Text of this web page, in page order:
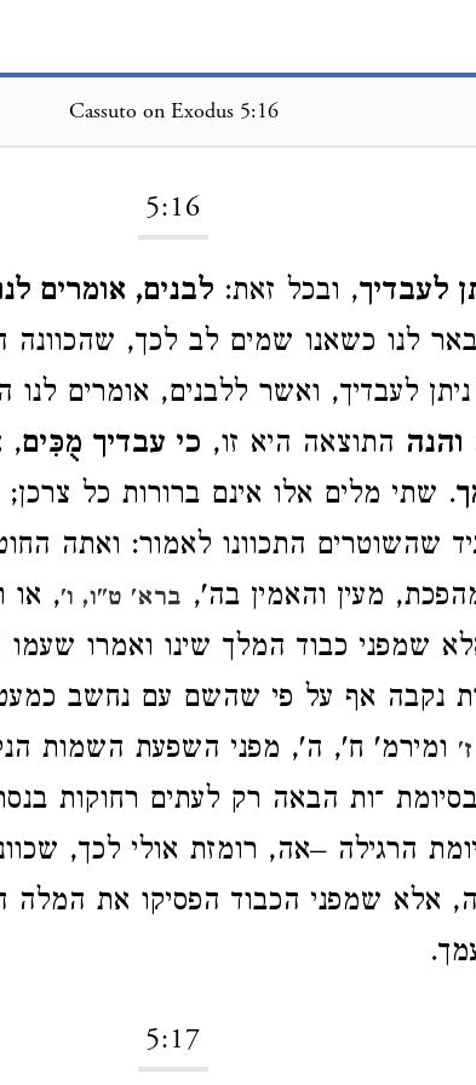
Cassuto on Exodus 5:16
5:16
לעבדיך, ובכל זאת: לבנים, אומרים
לנו כשאנו שמים לב לכך, שהכוונה
לעבדיך, ואשר ללבנים, אומרים לנו
והנה התוצאה היא זו, כי עבדיך מֻכִּים,
. שתי מלים אלו אינם ברורות כל
שהשוטרים התכוונו לאמור: ואתה
מעין והאמין בה', ברא' ט"ו, ו', או
שמפני כבוד המלך שינו ואמרו שעמו
נקבה אף על פי שהשם עם נחשב
ומירמ' ח', ה', מפני השפעת השמות
־ות הבאה רק לעתים רחוקות
הרגילה –אה, רומזת אולי לכך,
אלא שמפני הכבוד הפסיקו את המלה
5:17